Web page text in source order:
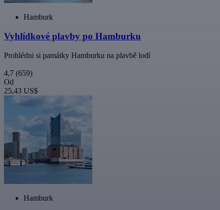
Hamburk
Vyhlídkové plavby po Hamburku
Prohlédni si památky Hamburku na plavbě lodí
4,7 (659)
Od
25,43 US$
Hamburk